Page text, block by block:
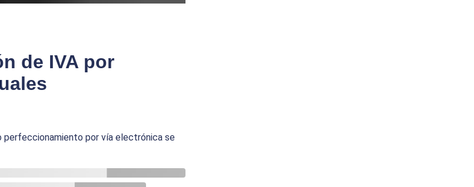
de IVA por
perfeccionamiento por vía electrónica se